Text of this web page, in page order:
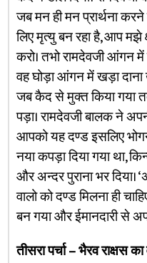
जब मन ही मन प्रार्थना
लिए मृत्यु बन रहा है, आप
करो। तभो रामदेवजी
वह घोड़ा आंगन में खड़ा दाना
जब कैद से मुक्त किया गया
पड़ा। रामदेवजी बालक ने
आपको यह दण्ड इसलिए
नया कपड़ा दिया गया था,
और अन्दर पुराना भर
वालो को दण्ड मिलना ही
बन गया और ईमानदारी से
तीसरा पर्चा – भैरव राक्षस